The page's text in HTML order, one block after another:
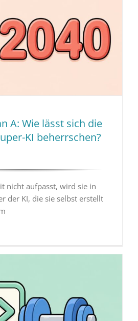
A: Wie lässt sich die
KI beherrschen?
nicht aufpasst, wird sie in
der KI, die sie selbst erstellt